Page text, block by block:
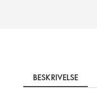
BESKRIVELSE